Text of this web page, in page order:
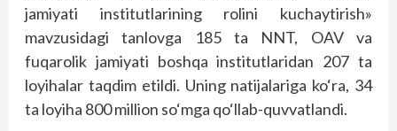
jamiyati institutlarining rolini kuchaytirish»
mavzusidagi tanlovga 185 ta NNT, OAV va
fuqarolik jamiyati boshqa institutlaridan 207 ta
loyihalar taqdim etildi. Uning natijalariga ko‘ra, 34
ta loyiha 800 million so‘mga qo‘llab-quvvatlandi.